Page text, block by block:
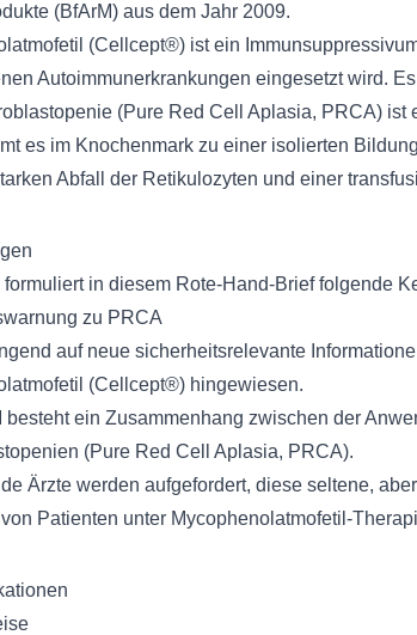
(BfArM) aus dem Jahr 2009.
(Cellcept®) ist ein
Autoimmunerkrankungen eingesetzt wird.
(Pure Red Cell Aplasia, PRCA)
es im Knochenmark zu einer isolierten
Abfall der Retikulozyten und einer
formuliert in diesem Rote-Hand-Brief folgende
zu PRCA
auf neue sicherheitsrelevante
(Cellcept®) hingewiesen.
besteht ein Zusammenhang zwischen der
(Pure Red Cell Aplasia, PRCA).
Ärzte werden aufgefordert, diese seltene,
Patienten unter Mycophenolatmofetil-